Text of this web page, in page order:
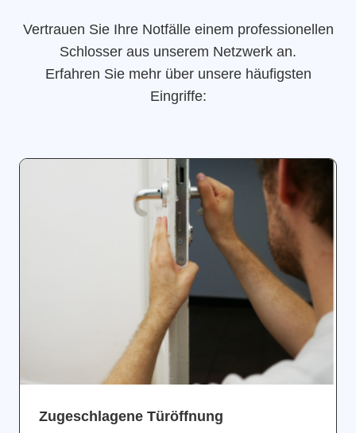
Vertrauen Sie Ihre Notfälle einem professionellen
Schlosser aus unserem Netzwerk an.
Erfahren Sie mehr über unsere häufigsten
Eingriffe:
Zugeschlagene Türöffnung